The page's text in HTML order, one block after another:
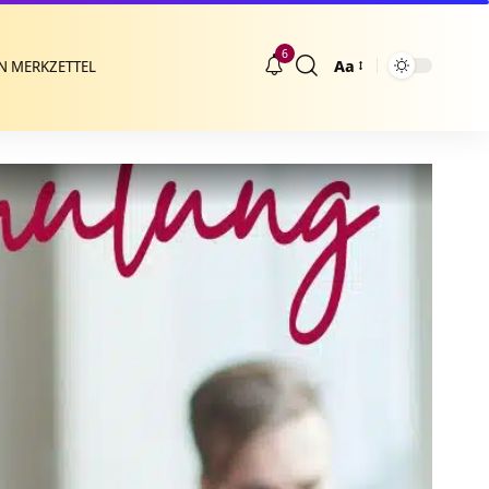
MERKZETTEL
6
Größenänderung
Aa